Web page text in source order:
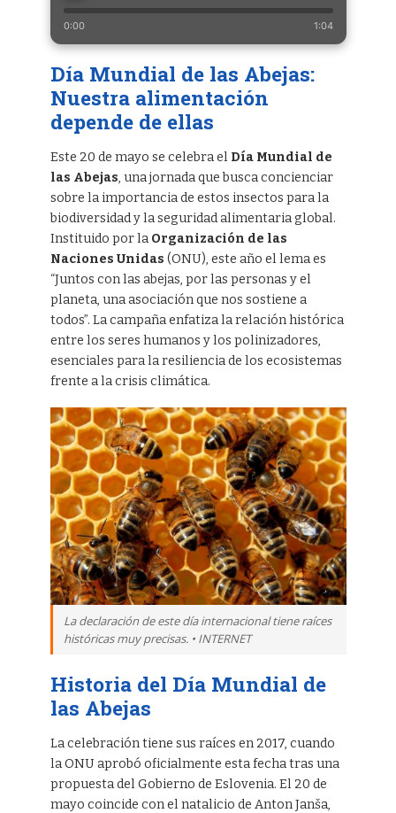
0:00 1:04
Día Mundial de las Abejas:
Nuestra alimentación
depende de ellas
Este 20 de mayo se celebra el Día Mundial de
las Abejas, una jornada que busca concienciar
sobre la importancia de estos insectos para la
biodiversidad y la seguridad alimentaria global.
Instituido por la Organización de las
Naciones Unidas (ONU), este año el lema es
“Juntos con las abejas, por las personas y el
planeta, una asociación que nos sostiene a
todos”. La campaña enfatiza la relación histórica
entre los seres humanos y los polinizadores,
esenciales para la resiliencia de los ecosistemas
frente a la crisis climática.
La declaración de este día internacional tiene raíces
históricas muy precisas. • INTERNET
Historia del Día Mundial de
las Abejas
La celebración tiene sus raíces en 2017, cuando
la ONU aprobó oficialmente esta fecha tras una
propuesta del Gobierno de Eslovenia. El 20 de
mayo coincide con el natalicio de Anton Janša,